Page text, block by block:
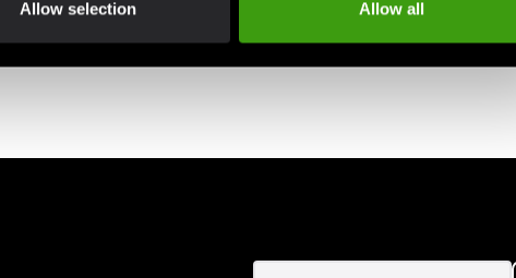
Allow selection Allow all
styrke og mere fuldstændig